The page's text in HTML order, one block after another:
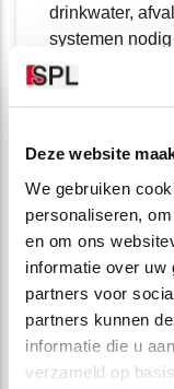
Deze website
We gebruiken
personaliseren,
en om ons
informatie over uw
partners voor
partners kunnen
informatie die u
verzameld op
drinkwater,
systemen
omstandigheden.
Petrochemie
In de
cruciaal
omgeving
gevolgen kan
de
flexibele